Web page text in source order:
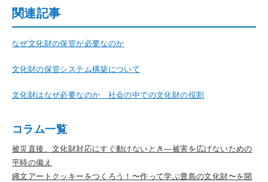
関連記事
なぜ文化財の保管が必要なのか
文化財の保管システム構築について
文化財はなぜ必要なのか 社会の中での文化財の役割
コラム一覧
被災直後、文化財対応にすぐ動けないとき―被害を広げないための
平時の備え
縄文アートクッキーをつくろう！〜作って学ぶ豊島の文化財〜を開